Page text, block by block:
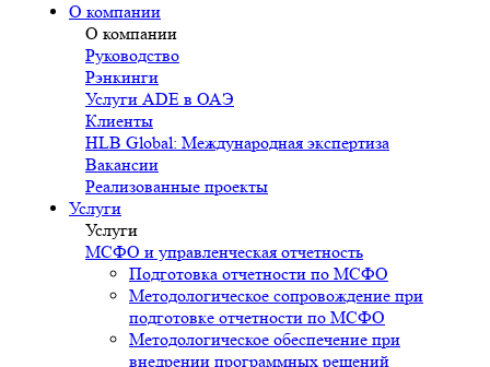
О компании
О компании
Руководство
Рэнкинги
Услуги ADE в ОАЭ
Клиенты
HLB Global: Международная экспертиза
Вакансии
Реализованные проекты
Услуги
Услуги
МСФО и управленческая отчетность
Подготовка отчетности по МСФО
Методологическое сопровождение при
подготовке отчетности по МСФО
Методологическое обеспечение при
внедрении программных решений